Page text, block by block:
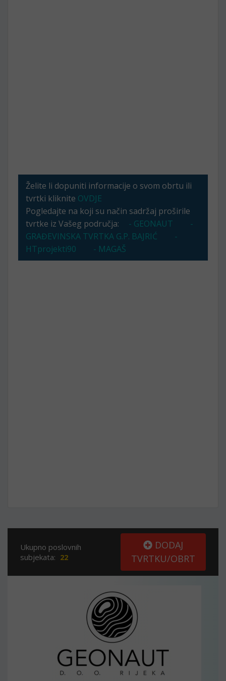
Želite li dopuniti informacije o svom obrtu ili
tvrtki kliknite OVDJE
Pogledajte na koji su način sadržaj proširile
tvrtke iz Vašeg područja:
- GEONAUT
-
GRAĐEVINSKA TVRTKA G.P. BAJRIĆ
-
HTprojekti90
- MAGAŠ
Ukupno poslovnih
subjekata: 22
DODAJ
TVRTKU/OBRT